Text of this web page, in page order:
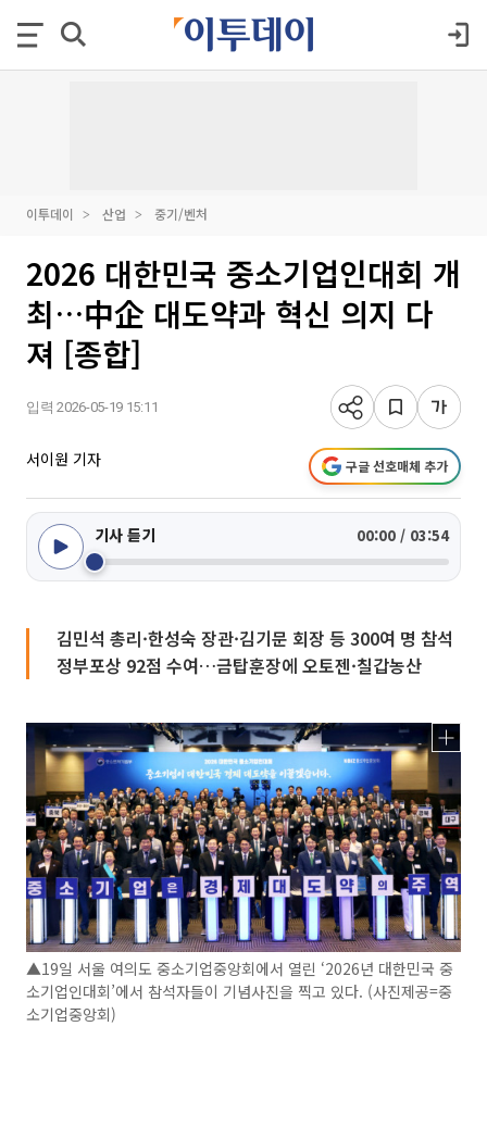
이투데이 산업 중기/벤처
2026 대한민국 중소기업인대회 개
최…中企 대도약과 혁신 의지 다
져 [종합]
입력 2026-05-19 15:11
서이원 기자 구글 선호매체 추가
기사 듣기 00:00 / 03:54
김민석 총리·한성숙 장관·김기문 회장 등 300여 명 참석
정부포상 92점 수여…금탑훈장에 오토젠·칠갑농산
▲19일 서울 여의도 중소기업중앙회에서 열린 ‘2026년 대한민국 중
소기업인대회’에서 참석자들이 기념사진을 찍고 있다. (사진제공=중
소기업중앙회)